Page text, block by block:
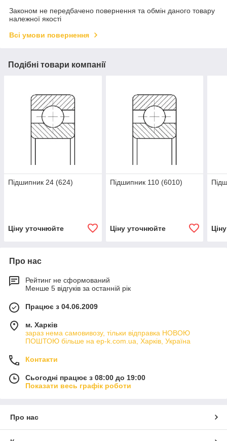
Законом не передбачено повернення та обмін даного товару
належної якості
Всі умови повернення
Подібні товари компанії
Підшипник 24 (624)
Ціну уточнюйте
Підшипник 110 (6010)
Ціну уточнюйте
Про нас
Рейтинг не сформований
Менше 5 відгуків за останній рік
Працює з 04.06.2009
м. Харків
зараз нема самовивозу, тільки відправка НОВОЮ
ПОШТОЮ більше на ep-k.com.ua, Харків, Україна
Контакти
Сьогодні працює з 08:00 до 19:00
Показати весь графік роботи
Про нас